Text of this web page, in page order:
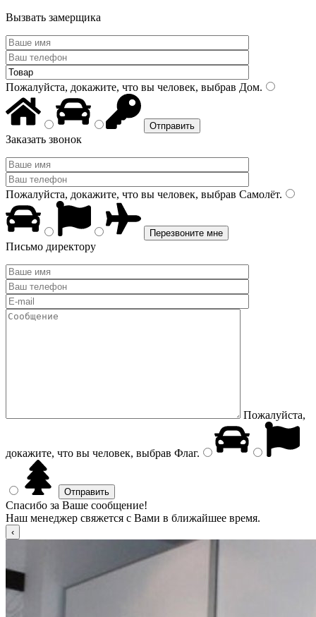
Вызвать замерщика
Пожалуйста, докажите, что вы человек, выбрав Дом.
Заказать звонок
Пожалуйста, докажите, что вы человек, выбрав Самолёт.
Письмо директору
Пожалуйста,
докажите, что вы человек, выбрав Флаг.
Спасибо за Ваше сообщение!
Наш менеджер свяжется с Вами в ближайшее время.